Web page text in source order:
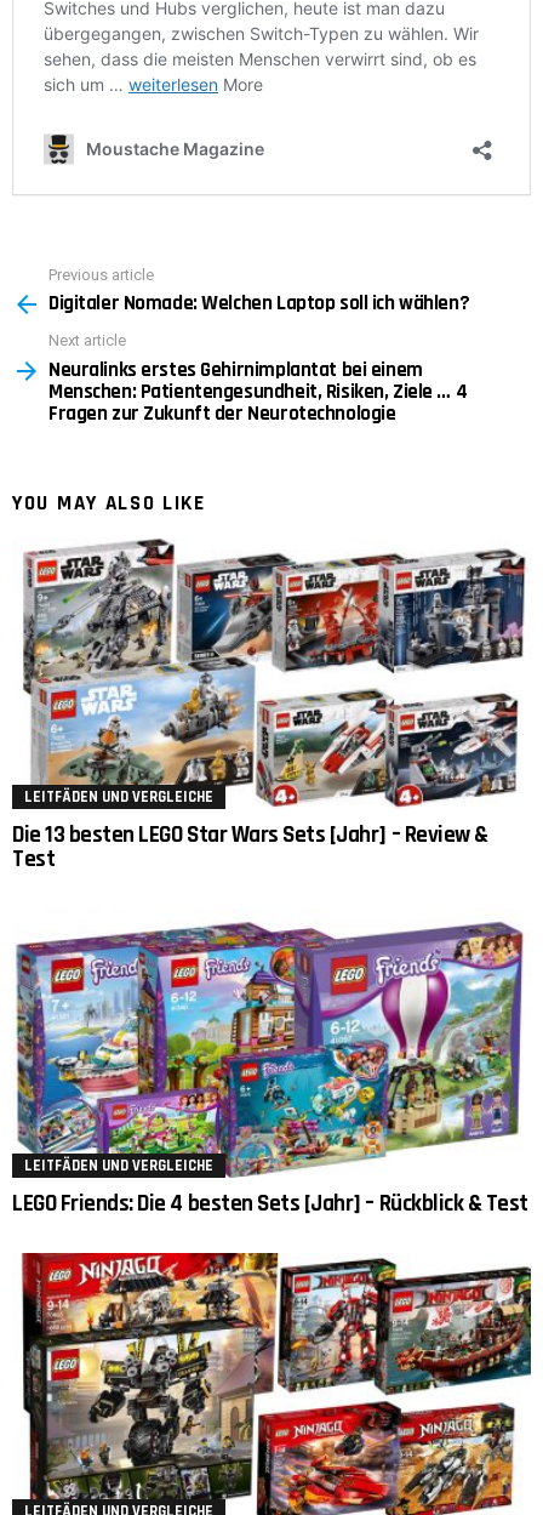
more
Previous article
Digitaler Nomade: Welchen Laptop soll ich wählen?
Next article
Neuralinks erstes Gehirnimplantat bei einem
Menschen: Patientengesundheit, Risiken, Ziele … 4
Fragen zur Zukunft der Neurotechnologie
YOU MAY ALSO LIKE
LEITFÄDEN UND VERGLEICHE
Die 13 besten LEGO Star Wars Sets [Jahr] – Review &
Test
LEITFÄDEN UND VERGLEICHE
LEGO Friends: Die 4 besten Sets [Jahr] – Rückblick & Test
LEITFÄDEN UND VERGLEICHE